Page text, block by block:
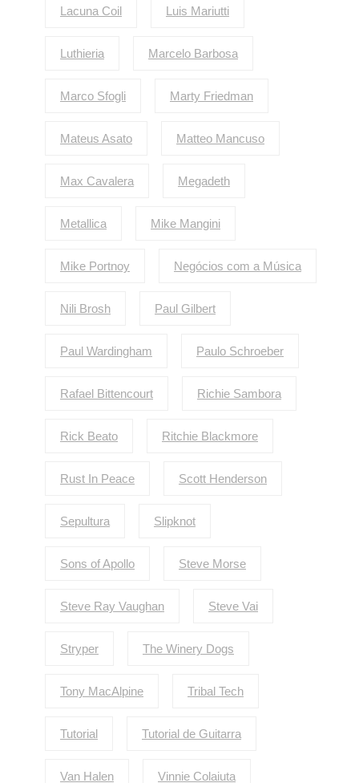
Lacuna Coil Luis Mariutti
Luthieria Marcelo Barbosa
Marco Sfogli Marty Friedman
Mateus Asato Matteo Mancuso
Max Cavalera Megadeth
Metallica Mike Mangini
Mike Portnoy Negócios com a Música
Nili Brosh Paul Gilbert
Paul Wardingham Paulo Schroeber
Rafael Bittencourt Richie Sambora
Rick Beato Ritchie Blackmore
Rust In Peace Scott Henderson
Sepultura Slipknot
Sons of Apollo Steve Morse
Steve Ray Vaughan Steve Vai
Stryper The Winery Dogs
Tony MacAlpine Tribal Tech
Tutorial Tutorial de Guitarra
Van Halen Vinnie Colaiuta